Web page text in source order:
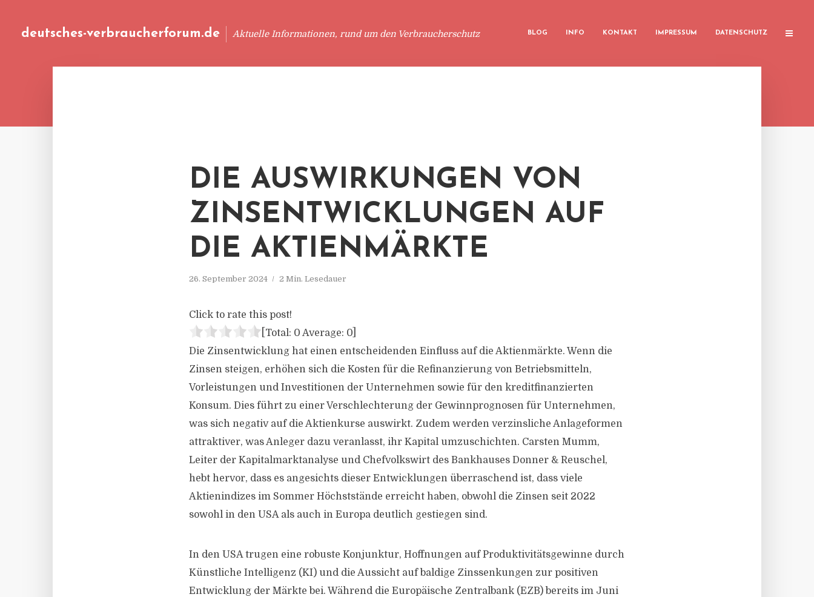
deutsches-verbraucherforum.de Aktuelle Informationen, rund um den Verbraucherschutz BLOG INFO KONTAKT IMPRESSUM DATENSCHUTZ
DIE AUSWIRKUNGEN VON
ZINSENTWICKLUNGEN AUF
DIE AKTIENMÄRKTE
26. September 2024 2 Min. Lesedauer
Click to rate this post!
[Total: 0 Average: 0
Die Zinsentwicklung hat einen entscheidenden Einfluss auf die Aktienmärkte. Wenn die
Zinsen steigen, erhöhen sich die Kosten für die Refinanzierung von Betriebsmitteln,
Vorleistungen und Investitionen der Unternehmen sowie für den kreditfinanzierten
Konsum. Dies führt zu einer Verschlechterung der Gewinnprognosen für Unternehmen,
was sich negativ auf die Aktienkurse auswirkt. Zudem werden verzinsliche Anlageformen
attraktiver, was Anleger dazu veranlasst, ihr Kapital umzuschichten. Carsten Mumm,
Leiter der Kapitalmarktanalyse und Chefvolkswirt des Bankhauses Donner & Reuschel,
hebt hervor, dass es angesichts dieser Entwicklungen überraschend ist, dass viele
Aktienindizes im Sommer Höchststände erreicht haben, obwohl die Zinsen seit 2022
sowohl in den USA als auch in Europa deutlich gestiegen sind.
In den USA trugen eine robuste Konjunktur, Hoffnungen auf Produktivitätsgewinne durch
Künstliche Intelligenz (KI) und die Aussicht auf baldige Zinssenkungen zur positiven
Entwicklung der Märkte bei. Während die Europäische Zentralbank (EZB) bereits im Juni